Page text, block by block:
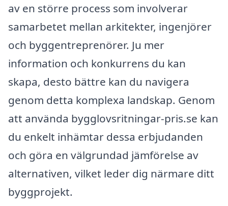
av en större process som involverar
samarbetet mellan arkitekter, ingenjörer
och byggentreprenörer. Ju mer
information och konkurrens du kan
skapa, desto bättre kan du navigera
genom detta komplexa landskap. Genom
att använda bygglovsritningar-pris.se kan
du enkelt inhämtar dessa erbjudanden
och göra en välgrundad jämförelse av
alternativen, vilket leder dig närmare ditt
byggprojekt.